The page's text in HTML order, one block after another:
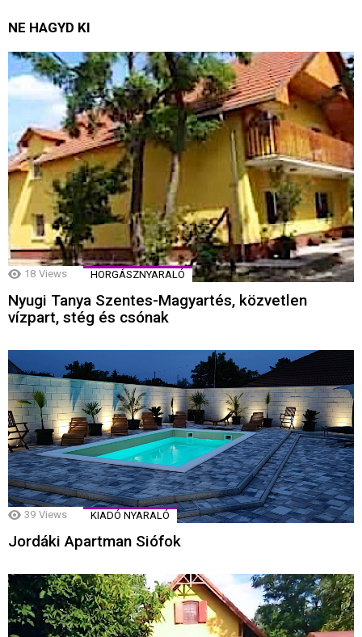
NE HAGYD KI
18 Views HORGÁSZNYARALÓ
Nyugi Tanya Szentes-Magyartés, közvetlen
vízpart, stég és csónak
39 Views KIADÓ NYARALÓ
Jordáki Apartman Siófok